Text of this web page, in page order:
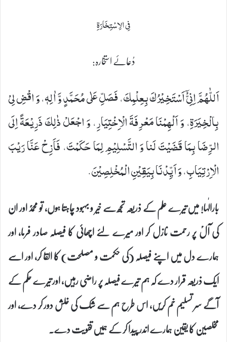
فِی الِاسْتِخَارَةِ
دُعائے استخارہ:
اَللّٰهُمَّ اِنِیّْۤ اَسْتَخِیْرُكَ بِعِلْمِكَ، فَصَلِّ عَلٰى مُحَمَّدٍ وَّ اٰلِهٖ، وَ اقْضِ لِیْ
بِالْخِیَرَةِ، وَ اَلْهِمْنَا مَعْرِفَةَ الْاِخْتِیَارِ، وَ اجْعَلْ ذٰلِكَ ذَرِیْعَةً اِلَى
الرِّضَا بِمَا قَضَیْتَ لَنا وَ التَّسْلِیْمِ لِمَا حَكَمْتَ، فَاَزِحْ عَنَّا رَیْبَ
الْاِرْتِیَابِ، وَ اَیِّدْنَا بِیَقِیْنِ الْمُخْلِصِیْنَ.
بارالٰہا! میں تیرے علم کے ذریعہ تجھ سے خیر و بہبود چاہتا ہوں، تو محمدؐ اور ان
کی آلؑ پر رحمت نازل کر اور میرے لئے اچھائی کا فیصلہ صادر فرما، اور
ہمارے دل میں اپنے فیصلہ (کی حکمت و مصلحت) کا القا کر، اور اسے
ایک ذریعہ قرار دے کہ ہم تیرے فیصلہ پر راضی رہیں، اور تیرے حکم کے
آگے سر تسلیم خم کریں، اس طرح ہم سے شک کی خلش دور کر دے، اور
مخلصین کا یقین ہمارے اندر پیدا کر کے ہمیں تقویت دے۔